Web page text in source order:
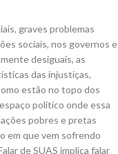
graves problemas
sociais, nos governos e
desiguais, as
das injustiças,
estão no topo dos
político onde essa
pobres e pretas
em que vem sofrendo
de SUAS implica falar